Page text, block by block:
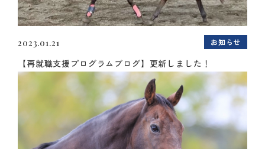
2023.01.21 お知らせ
【再就職支援プログラムブログ】更新しました！